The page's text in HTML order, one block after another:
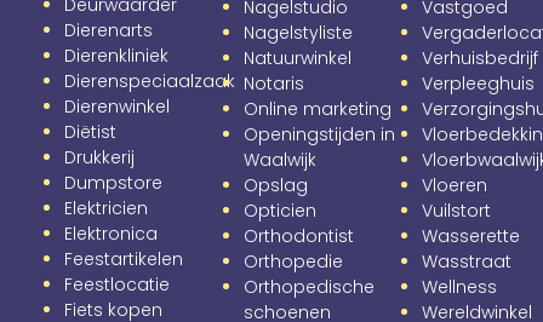
Deurwaarder
Dierenarts
Dierenkliniek
Dierenspeciaalzaak
Dierenwinkel
Diëtist
Drukkerij
Dumpstore
Elektricien
Elektronica
Feestartikelen
Feestlocatie
Fiets kopen
Nagelstudio
Nagelstyliste
Natuurwinkel
Notaris
Online marketing
Openingstijden in
Waalwijk
Opslag
Opticien
Orthodontist
Orthopedie
Orthopedische
schoenen
Vastgoed
Verhuisbedrijf
Verpleeghuis
Vloeren
Vuilstort
Wasserette
Wasstraat
Wellness
Wereldwinkel